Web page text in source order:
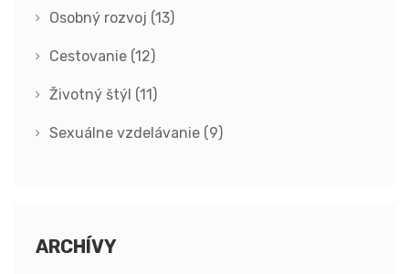
Osobný rozvoj (13)
Cestovanie (12)
Životný štýl (11)
Sexuálne vzdelávanie (9)
ARCHÍVY